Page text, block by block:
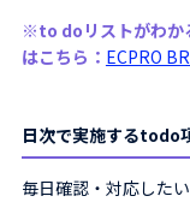
※to doリストがわか
はこちら： ECPRO
日次で実施するtodo
毎日確認・対応した